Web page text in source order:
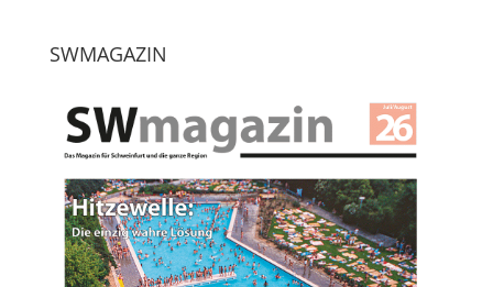
SWMAGAZIN